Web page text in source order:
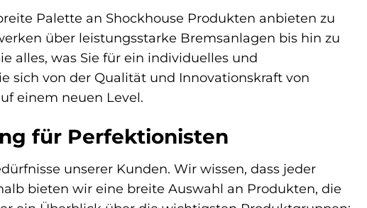
Palette an Shockhouse Produkten anbieten zu
über leistungsstarke Bremsanlagen bis hin zu
alles, was Sie für ein individuelles und
sich von der Qualität und Innovationskraft von
einem neuen Level.
für Perfektionisten
unserer Kunden. Wir wissen, dass jeder
bieten wir eine breite Auswahl an Produkten, die